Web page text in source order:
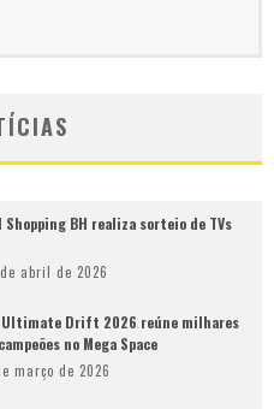
Shopping BH realiza sorteio de TVs
abril de 2026
Ultimate Drift 2026 reúne milhares
no Mega Space
março de 2026